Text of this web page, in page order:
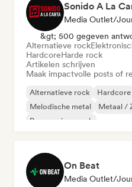
Sonido A La
Media Outlet/
&gt; 500 gegeven
Alternatieve rock
HardcoreHarde rock
Artikelen schrijven
Maak impactvolle posts of
Alternatieve rock Hardcore
Melodische metal
Metaal /
Progressieve rock
On Beat
Media Outlet/